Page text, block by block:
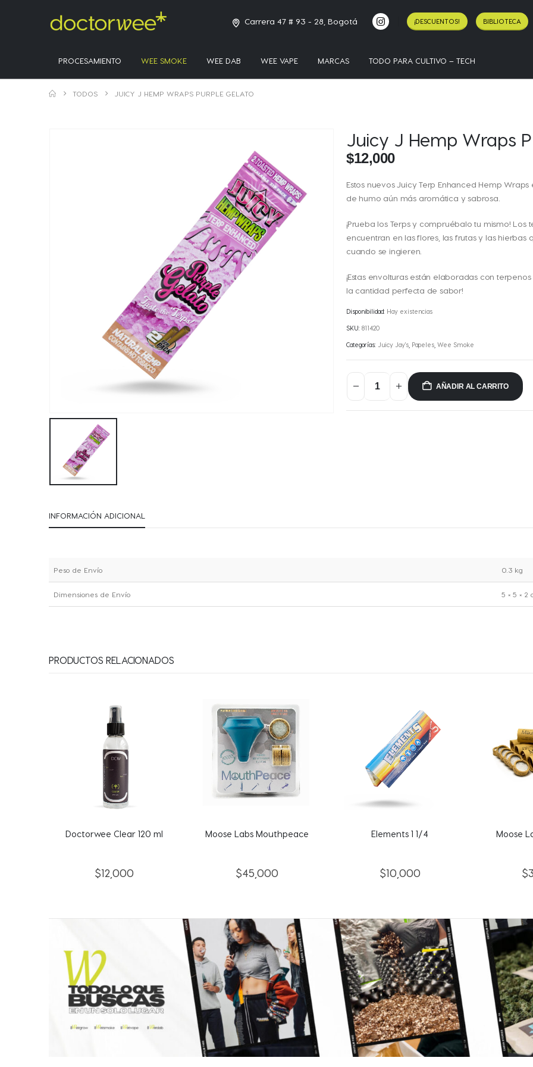
Carrera 47 # 93 - 28, Bogotá ¡DESCUENTOS! BIBLIOTECA
PROCESAMIENTO WEE SMOKE WEE DAB WEE VAPE MARCAS TODO PARA CULTIVO – TECH
TODOS JUICY J HEMP WRAPS PURPLE GELATO
Juicy J Hemp Wraps
$12,000
Estos nuevos Juicy Terp Enhanced Hemp
de humo aún más aromática y sabrosa.
¡Prueba los Terps y compruébalo tu mismo!
encuentran en las flores, las frutas y las
cuando se ingieren.
¡Estas envolturas están elaboradas con
la cantidad perfecta de sabor!
Disponibilidad: Hay existencias
SKU: 811420
Categorías: Juicy Jay's Papeles Wee Smoke
AÑADIR AL CARRITO
INFORMACIÓN ADICIONAL
Peso de Envío 0.3 kg
Dimensiones de Envío 5 × 5 × 2
PRODUCTOS RELACIONADOS
Moose Labs Mouthpeace
$45,000
Elements 1 1/4
$10,000
Moose Labs Filtros x 10
$35,000 $